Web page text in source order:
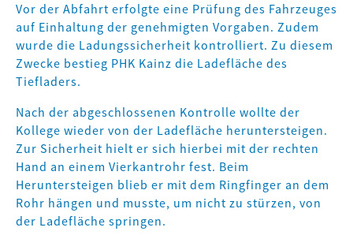
Vor der Abfahrt erfolgte eine Prüfung des Fahrzeuges
auf Einhaltung der genehmigten Vorgaben. Zudem
wurde die Ladungssicherheit kontrolliert. Zu diesem
Zwecke bestieg PHK Kainz die Ladefläche des
Tiefladers.
Nach der abgeschlossenen Kontrolle wollte der
Kollege wieder von der Ladefläche heruntersteigen.
Zur Sicherheit hielt er sich hierbei mit der rechten
Hand an einem Vierkantrohr fest. Beim
Heruntersteigen blieb er mit dem Ringfinger an dem
Rohr hängen und musste, um nicht zu stürzen, von
der Ladefläche springen.